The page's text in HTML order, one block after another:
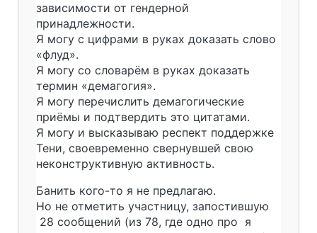
зависимости от гендерной
принадлежности.
Я могу с цифрами в руках доказать слово
«флуд».
Я могу со словарём в руках доказать
термин «демагогия».
Я могу перечислить демагогические
приёмы и подтвердить это цитатами.
Я могу и высказываю респект поддержке
Тени, своевременно свернувшей свою
неконструктивную активность.
Банить кого-то я не предлагаю.
Но не отметить участницу, запостившую
28 сообщений (из 78, где одно про я